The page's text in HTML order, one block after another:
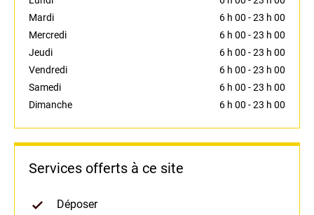
Mardi
6 h 00 -23 h 00
Mercredi
6 h 00 -23 h 00
Jeudi
6 h 00 -23 h 00
Vendredi
6 h 00 -23 h 00
Samedi
6 h 00 -23 h 00
Dimanche
6 h 00 -23 h 00
Services offerts à ce site
Déposer